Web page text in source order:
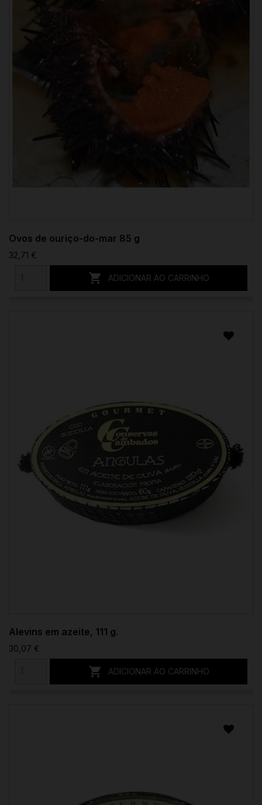
Ovos de ouriço-do-mar 85 g
32,71 €
 ADICIONAR AO CARRINHO
Alevins em azeite, 111 g.
30,07 €
 ADICIONAR AO CARRINHO